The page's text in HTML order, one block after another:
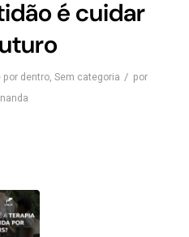
é cuidar
por dentro,Sem categoria / por